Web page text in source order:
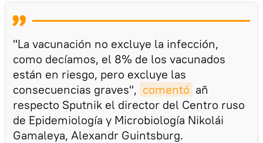
"La vacunación no excluye la infección,
como decíamos, el 8% de los vacunados
están en riesgo, pero excluye las
consecuencias graves", comentó añ
respecto Sputnik el director del Centro ruso
de Epidemiología y Microbiología Nikolái
Gamaleya, Alexandr Guintsburg.